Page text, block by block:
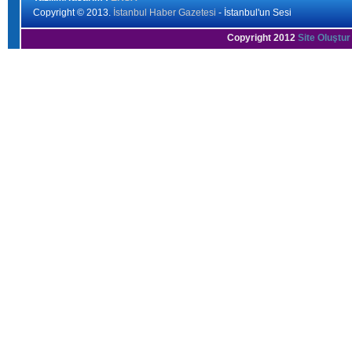
Copyright © 2013. İstanbul Haber Gazetesi - İstanbul'un Sesi
Copyright 2012 Site Oluştur